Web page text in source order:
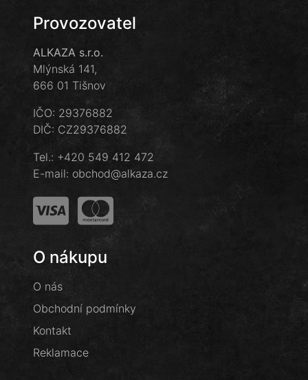
Provozovatel
ALKAZA s.r.o.
Mlýnská 141,
666 01 Tišnov
IČO: 29376882
DIČ: CZ29376882
Tel.: +420 549 412 472
E-mail: obchod@alkaza.cz
O nákupu
O nás
Obchodní podmínky
Kontakt
Reklamace